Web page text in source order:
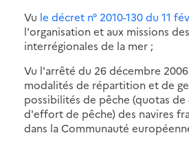
Vu le décret n° 2010-130 du 11
l'organisation et aux missions
interrégionales de la mer ;
Vu l'arrêté du 26 décembre
modalités de répartition et de
possibilités de pêche (quotas
d'effort de pêche) des navires
dans la Communauté